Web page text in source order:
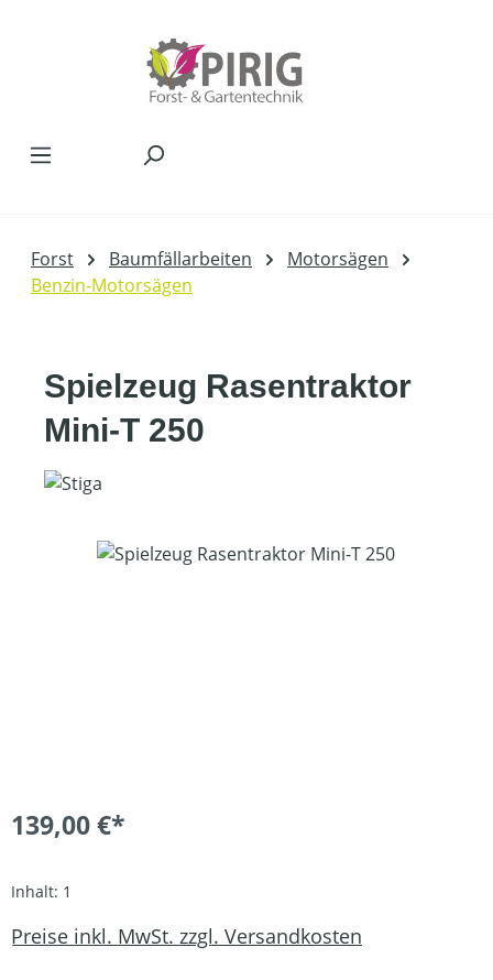
Forst Baumfällarbeiten
Motorsägen
Benzin-Motorsägen
Spielzeug Rasentraktor
Mini-T 250
Bildergalerie überspringen
139,00 €*
Inhalt: 1
Preise inkl. MwSt. zzgl. Versandkosten